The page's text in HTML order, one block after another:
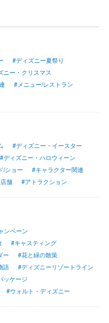
#ディズニー夏祭り
ニー・クリスマス
#メニュー/レストラン
#ディズニー・イースター
#ディズニー・ハロウィーン
/ショー
#キャラクター関連
舗 #アトラクション
ンペーン
#キャスティング
ー
#花と緑の散策
語
#ディズニーリゾートライン
ッケージ
#ウォルト・ディズニー